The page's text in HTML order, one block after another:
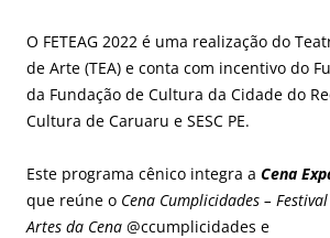
O FETEAG 2022 é uma realização do
de Arte (TEA) e conta com incentivo do
da Fundação de Cultura da Cidade do
Cultura de Caruaru e SESC PE.
Este programa cênico integra a Cena
que reúne o Cena Cumplicidades –
Artes da Cena @ccumplicidades e